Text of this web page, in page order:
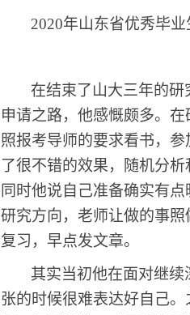
2020年山东省优秀毕业
在结束了山大三年的
申请之路，他感慨颇多。
照报考导师的要求看书，
了很不错的效果，随机分
同时他说自己准备确实有
研究方向，老师让做的事
复习，早点发文章。
其实当初他在面对继
张的时候很难表达好自己